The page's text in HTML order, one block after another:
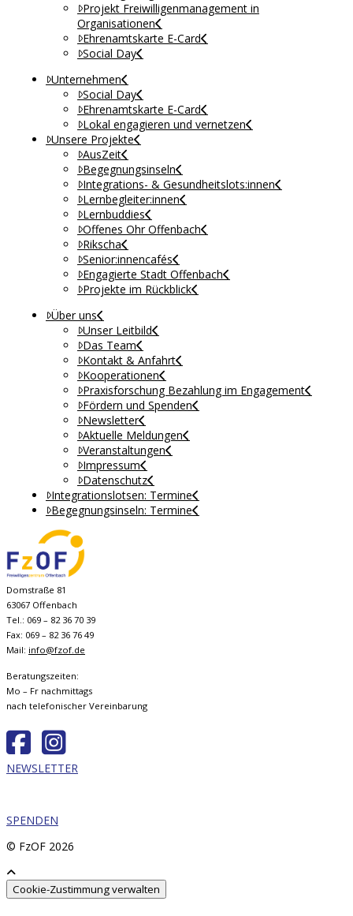
Projekt Freiwilligenmanagement in
Organisationen
Ehrenamtskarte E-Card
Social Day
Unternehmen
Social Day
Ehrenamtskarte E-Card
Lokal engagieren und vernetzen
Unsere Projekte
AusZeit
Begegnungsinseln
Integrations- & Gesundheitslots:innen
Lernbegleiter:innen
Lernbuddies
Offenes Ohr Offenbach
Rikscha
Senior:innencafés
Engagierte Stadt Offenbach
Projekte im Rückblick
Über uns
Unser Leitbild
Das Team
Kontakt & Anfahrt
Kooperationen
Praxisforschung Bezahlung im Engagement
Fördern und Spenden
Newsletter
Aktuelle Meldungen
Veranstaltungen
Impressum
Datenschutz
Integrationslotsen: Termine
Begegnungsinseln: Termine
Domstraße 81
63067 Offenbach
Tel.: 069 – 82 36 70 39
Fax: 069 – 82 36 76 49
Mail: info@fzof.de
Beratungszeiten:
Mo – Fr nachmittags
nach telefonischer Vereinbarung
NEWSLETTER
SPENDEN
© FzOF 2026
Cookie-Zustimmung verwalten